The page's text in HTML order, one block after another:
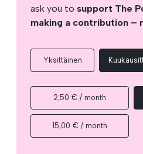
ask you to support The
making a contribution –
Yksittäinen
2,50 € / month
15,00 € / month